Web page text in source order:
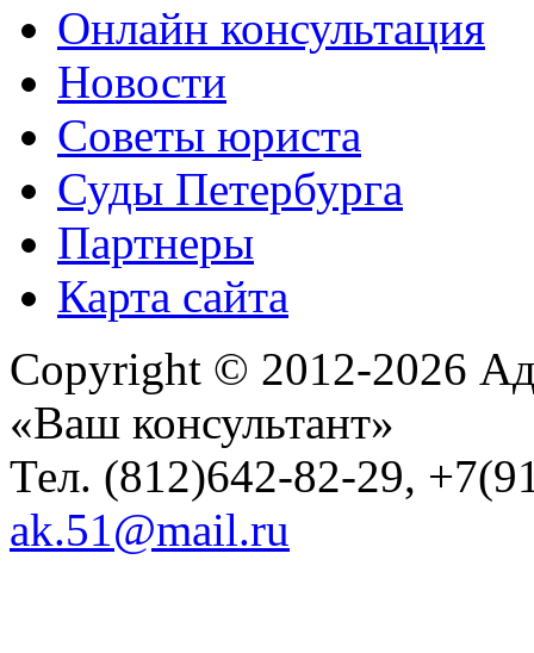
Онлайн консультация
Новости
Советы юриста
Суды Петербурга
Партнеры
Карта сайта
Copyright © 2012-2026
«Ваш консультант»
Тел. (812)642-82-29,
ak.51@mail.ru